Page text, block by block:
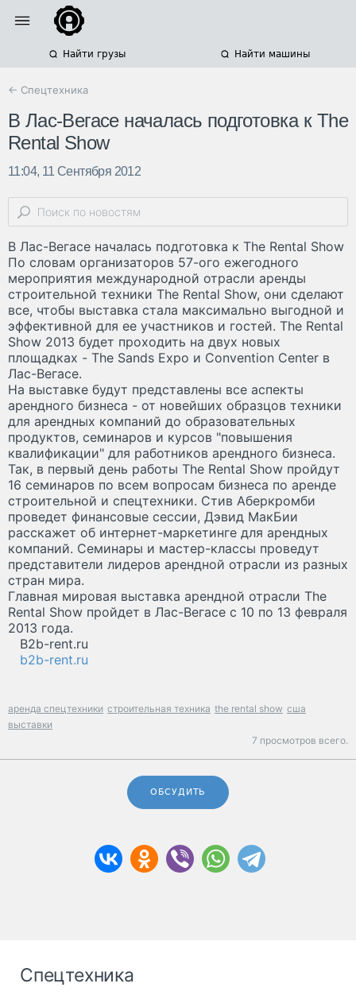
Найти грузы Найти машины
← Спецтехника
В Лас-Вегасе началась подготовка к The
Rental Show
11:04, 11 Сентября 2012
В Лас-Вегасе началась подготовка к The Rental Show
По словам организаторов 57-ого ежегодного
мероприятия международной отрасли аренды
строительной техники The Rental Show, они сделают
все, чтобы выставка стала максимально выгодной и
эффективной для ее участников и гостей. The Rental
Show 2013 будет проходить на двух новых
площадках - The Sands Expo и Convention Center в
Лас-Вегасе.
На выставке будут представлены все аспекты
арендного бизнеса - от новейших образцов техники
для арендных компаний до образовательных
продуктов, семинаров и курсов "повышения
квалификации" для работников арендного бизнеса.
Так, в первый день работы The Rental Show пройдут
16 семинаров по всем вопросам бизнеса по аренде
строительной и спецтехники. Стив Аберкромби
проведет финансовые сессии, Дэвид МакБии
расскажет об интернет-маркетинге для арендных
компаний. Семинары и мастер-классы проведут
представители лидеров арендной отрасли из разных
стран мира.
Главная мировая выставка арендной отрасли The
Rental Show пройдет в Лас-Вегасе с 10 по 13 февраля
2013 года.
B2b-rent.ru
b2b-rent.ru
аренда спецтехники строительная техника the rental show сша
выставки
7 просмотров всего.
ОБСУДИТЬ
Спецтехника